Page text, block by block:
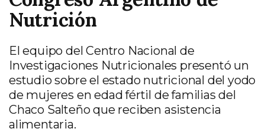
Nutrición
El equipo del Centro Nacional de
Investigaciones Nutricionales presentó un
estudio sobre el estado nutricional del yodo
de mujeres en edad fértil de familias del
Chaco Salteño que reciben asistencia
alimentaria.